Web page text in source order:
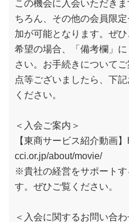
この機会に入会いただき
ちろん、その他の会員限
加が可能となります。ぜ
希望の場合、「備考欄」
さい。お手続きについて
点等ございましたら、下
ください。
＜入会ご案内＞
【東商サービス紹介動画
cci.or.jp/about/movie/
※貴社の経営をサポートす
す。ぜひご覧ください。
＜入会に関するお問い合わ